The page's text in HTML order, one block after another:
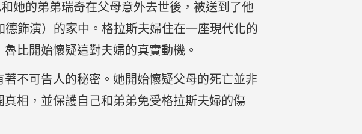
她的弟弟瑞奇在父母意外去世後，被送到了他
飾演）的家中。格拉斯夫婦住在一座現代化的
比開始懷疑這對夫婦的真實動機。
不可告人的秘密。她開始懷疑父母的死亡並非
相，並保護自己和弟弟免受格拉斯夫婦的傷